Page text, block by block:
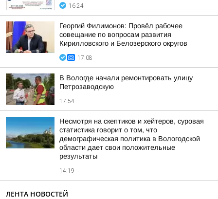
16:24
Георгий Филимонов: Провёл рабочее
совещание по вопросам развития
Кирилловского и Белозерского округов
17:08
В Вологде начали ремонтировать улицу
Петрозаводскую
17:54
Несмотря на скептиков и хейтеров, суровая
статистика говорит о том, что
демографическая политика в Вологодской
области дает свои положительные
результаты
14:19
ЛЕНТА НОВОСТЕЙ